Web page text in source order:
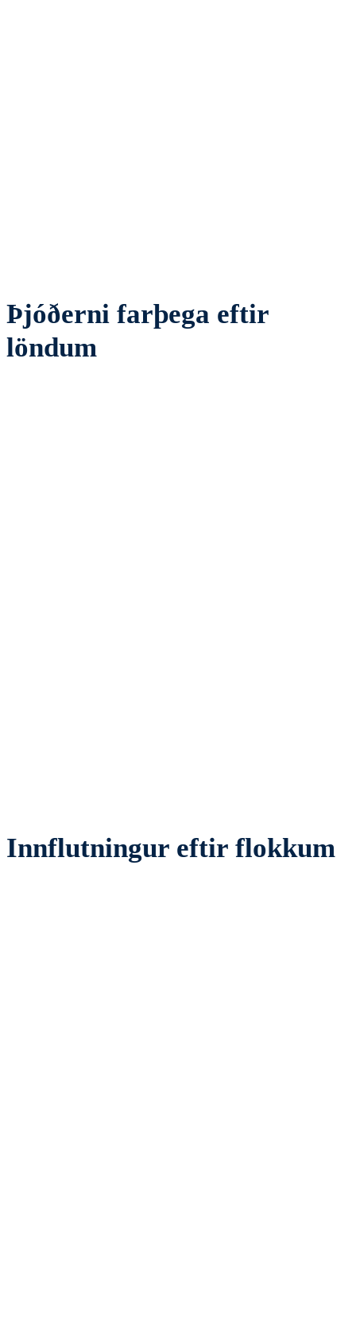
Þjóðerni farþega eftir
löndum
Innflutningur eftir flokkum